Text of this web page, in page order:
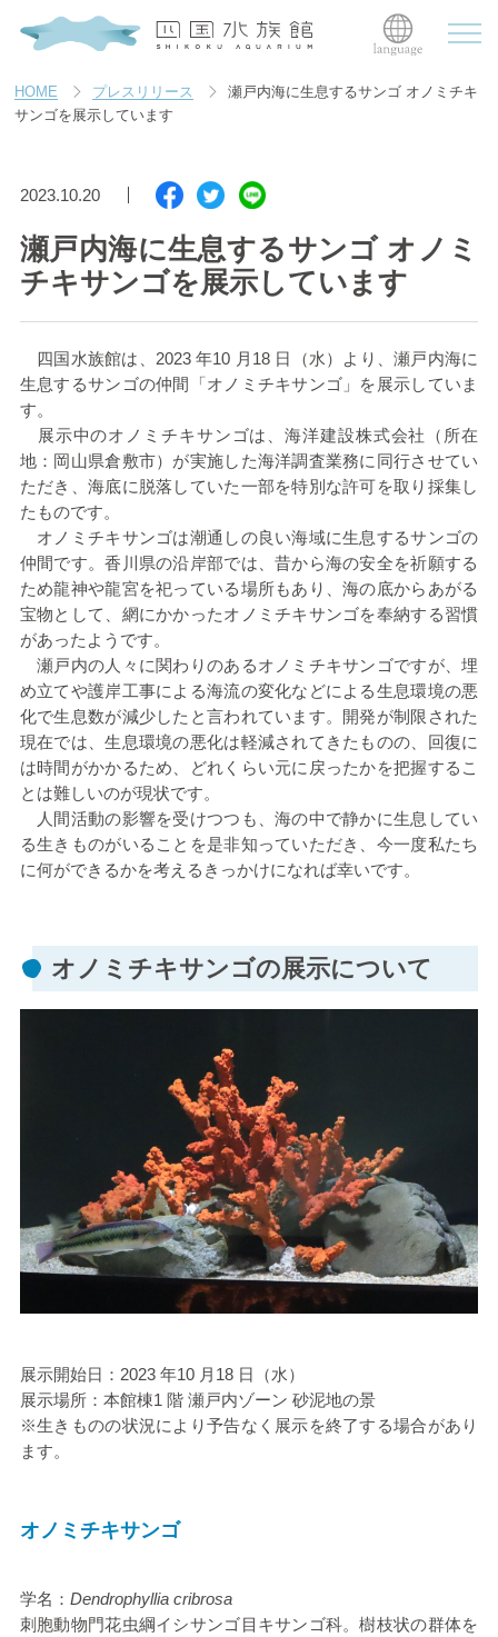
HOME プレスリリース
瀬戸内海に生息するサンゴ オノミチキ
サンゴを展示しています
2023.10.20
瀬戸内海に生息するサンゴ オノミ
チキサンゴを展示しています
四国水族館は、2023 年10 月18 日（水）より、瀬戸内海に
生息するサンゴの仲間「オノミチキサンゴ」を展示していま
す。
展示中のオノミチキサンゴは、海洋建設株式会社（所在
地：岡山県倉敷市）が実施した海洋調査業務に同行させてい
ただき、海底に脱落していた一部を特別な許可を取り採集し
たものです。
オノミチキサンゴは潮通しの良い海域に生息するサンゴの
仲間です。香川県の沿岸部では、昔から海の安全を祈願する
ため龍神や龍宮を祀っている場所もあり、海の底からあがる
宝物として、網にかかったオノミチキサンゴを奉納する習慣
があったようです。
瀬戸内の人々に関わりのあるオノミチキサンゴですが、埋
め立てや護岸工事による海流の変化などによる生息環境の悪
化で生息数が減少したと言われています。開発が制限された
現在では、生息環境の悪化は軽減されてきたものの、回復に
は時間がかかるため、どれくらい元に戻ったかを把握するこ
とは難しいのが現状です。
人間活動の影響を受けつつも、海の中で静かに生息してい
る生きものがいることを是非知っていただき、今一度私たち
に何ができるかを考えるきっかけになれば幸いです。
オノミチキサンゴの展示について
展示開始日：2023 年10 月18 日（水）
展示場所：本館棟1 階 瀬戸内ゾーン 砂泥地の景
※生きものの状況により予告なく展示を終了する場合があり
ます。
オノミチキサンゴ
学名： Dendrophyllia cribrosa
刺胞動物門花虫綱イシサンゴ目キサンゴ科。樹枝状の群体を